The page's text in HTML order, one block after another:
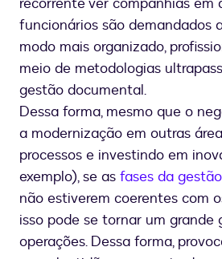
funcionários são demandados
modo mais organizado,
meio de metodologias
gestão documental.
Dessa forma, mesmo que o
a modernização em outras
processos e investindo em
exemplo), se as fases da
não estiverem coerentes com
isso pode se tornar um grande
operações. Dessa forma,